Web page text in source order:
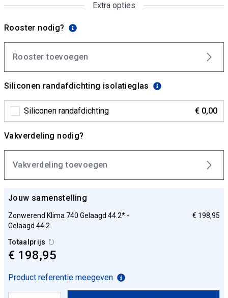
Extra opties
Rooster nodig?
Rooster toevoegen
Siliconen randafdichting isolatieglas
Siliconen randafdichting € 0,00
Vakverdeling nodig?
Vakverdeling toevoegen
Jouw samenstelling
Zonwerend Klima 740 Gelaagd 44.2* -
Gelaagd 44.2
€ 198,95
Totaalprijs
€ 198,95
Product referentie meegeven